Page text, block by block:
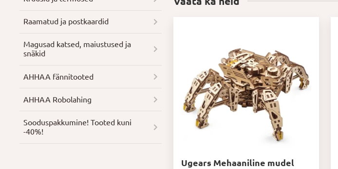
Ugears Mehaaniline mudel
Raamatud ja postkaardid
Magusad katsed, maiustused ja
snäkid
AHHAA fännitooted
AHHAA Robolahing
Soodus­pakkumine! Tooted kuni
-40%!